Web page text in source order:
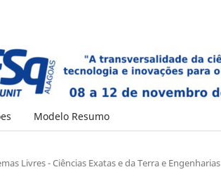
Modelo Resumo
Livres - Ciências Exatas e da Terra e Engenharias